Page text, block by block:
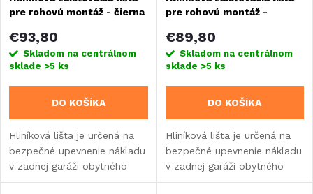
pre rohovú montáž - čierna
€93,80
Skladom na centrálnom
sklade >5 ks
DO KOŠÍKA
Hliníková lišta je určená na
bezpečné upevnenie nákladu
v zadnej garáži obytného
vozidla alebo karavanu.
pre rohovú montáž -
€89,80
Skladom na centrálnom
sklade >5 ks
DO KOŠÍKA
Hliníková lišta je určená na
bezpečné upevnenie nákladu
v zadnej garáži obytného
vozidla alebo karavanu.